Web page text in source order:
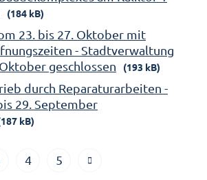
(184 kB)
23. bis 27. Oktober mit
- Stadtverwaltung
geschlossen
(193 kB)
durch Reparaturarbeiten -
29. September
kB)
4 5